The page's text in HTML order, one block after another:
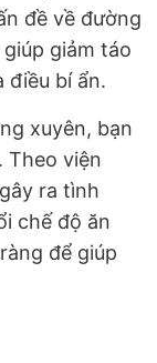
đề về đường
giảm táo
điều bí ẩn.
xuyên, bạn
Theo viện
ra tình
chế độ ăn
để giúp